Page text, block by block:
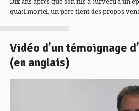
quasi mortel, un père tient des propos
Vidéo d’un témoignage
(en anglais)